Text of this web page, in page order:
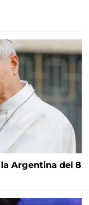
la Argentina del 8